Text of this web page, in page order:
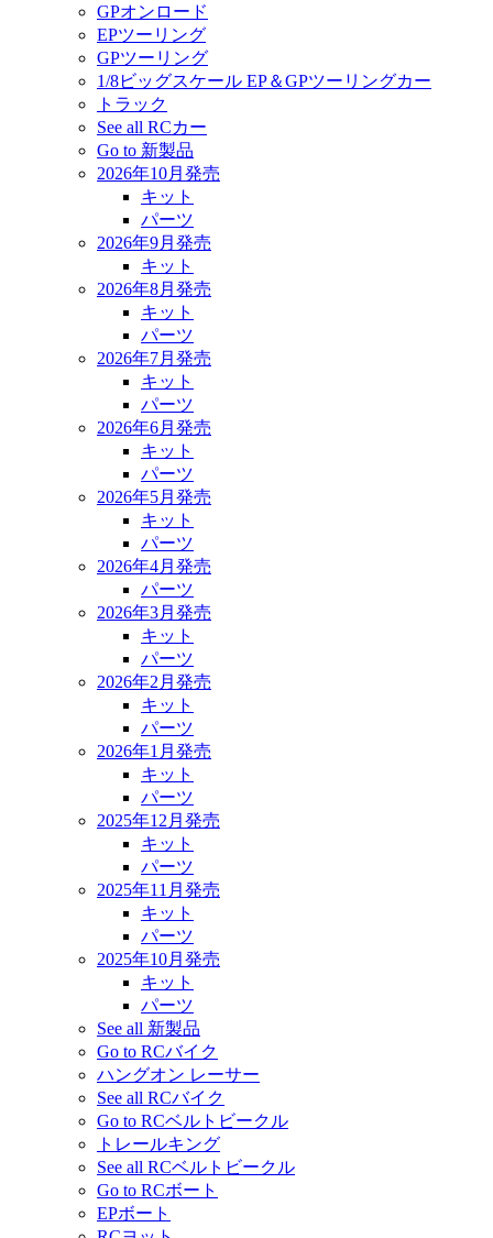
GPオンロード
EPツーリング
GPツーリング
1/8ビッグスケール EP＆GPツーリングカー
トラック
See all RCカー
Go to 新製品
2026年10月発売
キット
パーツ
2026年9月発売
キット
2026年8月発売
キット
パーツ
2026年7月発売
キット
パーツ
2026年6月発売
キット
パーツ
2026年5月発売
キット
パーツ
2026年4月発売
パーツ
2026年3月発売
キット
パーツ
2026年2月発売
キット
パーツ
2026年1月発売
キット
パーツ
2025年12月発売
キット
パーツ
2025年11月発売
キット
パーツ
2025年10月発売
キット
パーツ
See all 新製品
Go to RCバイク
ハングオン レーサー
See all RCバイク
Go to RCベルトビークル
トレールキング
See all RCベルトビークル
Go to RCボート
EPボート